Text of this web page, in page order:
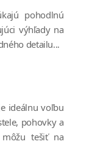
pohodlnú
výhľady na
detailu...
ideálnu voľbu
pohovky a
môžu tešiť na